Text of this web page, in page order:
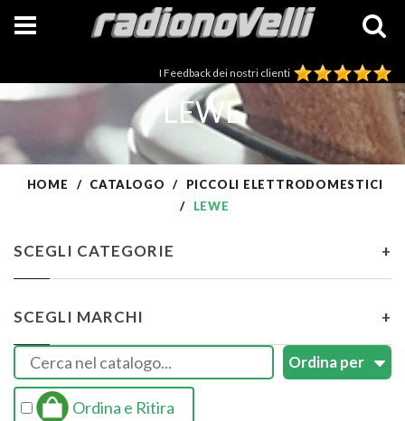
I Feedback dei nostri clienti
LEWE
HOME CATALOGO
PICCOLI ELETTRODOMESTICI
LEWE
SCEGLI CATEGORIE +
SCEGLI MARCHI +
Ordina e Ritira